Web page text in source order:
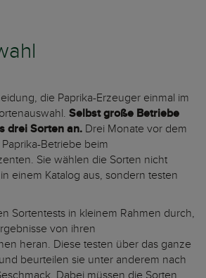
die Paprika-Erzeuger einmal im
Selbst große Betriebe
drei Sorten an. Drei Monate vor dem
Betriebe beim
Sie wählen die Sorten nicht
einem Katalog aus, sondern testen
Sortentests in kleinem Rahmen durch,
von ihren
heran. Diese testen über das ganze
beurteilen sie unter anderem nach